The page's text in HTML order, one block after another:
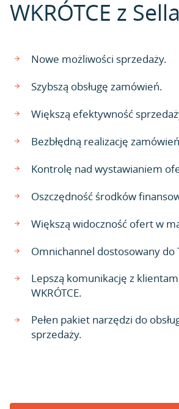
WKRÓTCE z
Nowe możliwości sprzedaży.
Szybszą obsługę zamówień.
Większą efektywność
Bezbłędną realizację
Kontrolę nad wystawianiem
Oszczędność środków
Większą widoczność ofert w
Omnichannel dostosowany do
Lepszą komunikację z
WKRÓTCE.
Pełen pakiet narzędzi do
sprzedaży.